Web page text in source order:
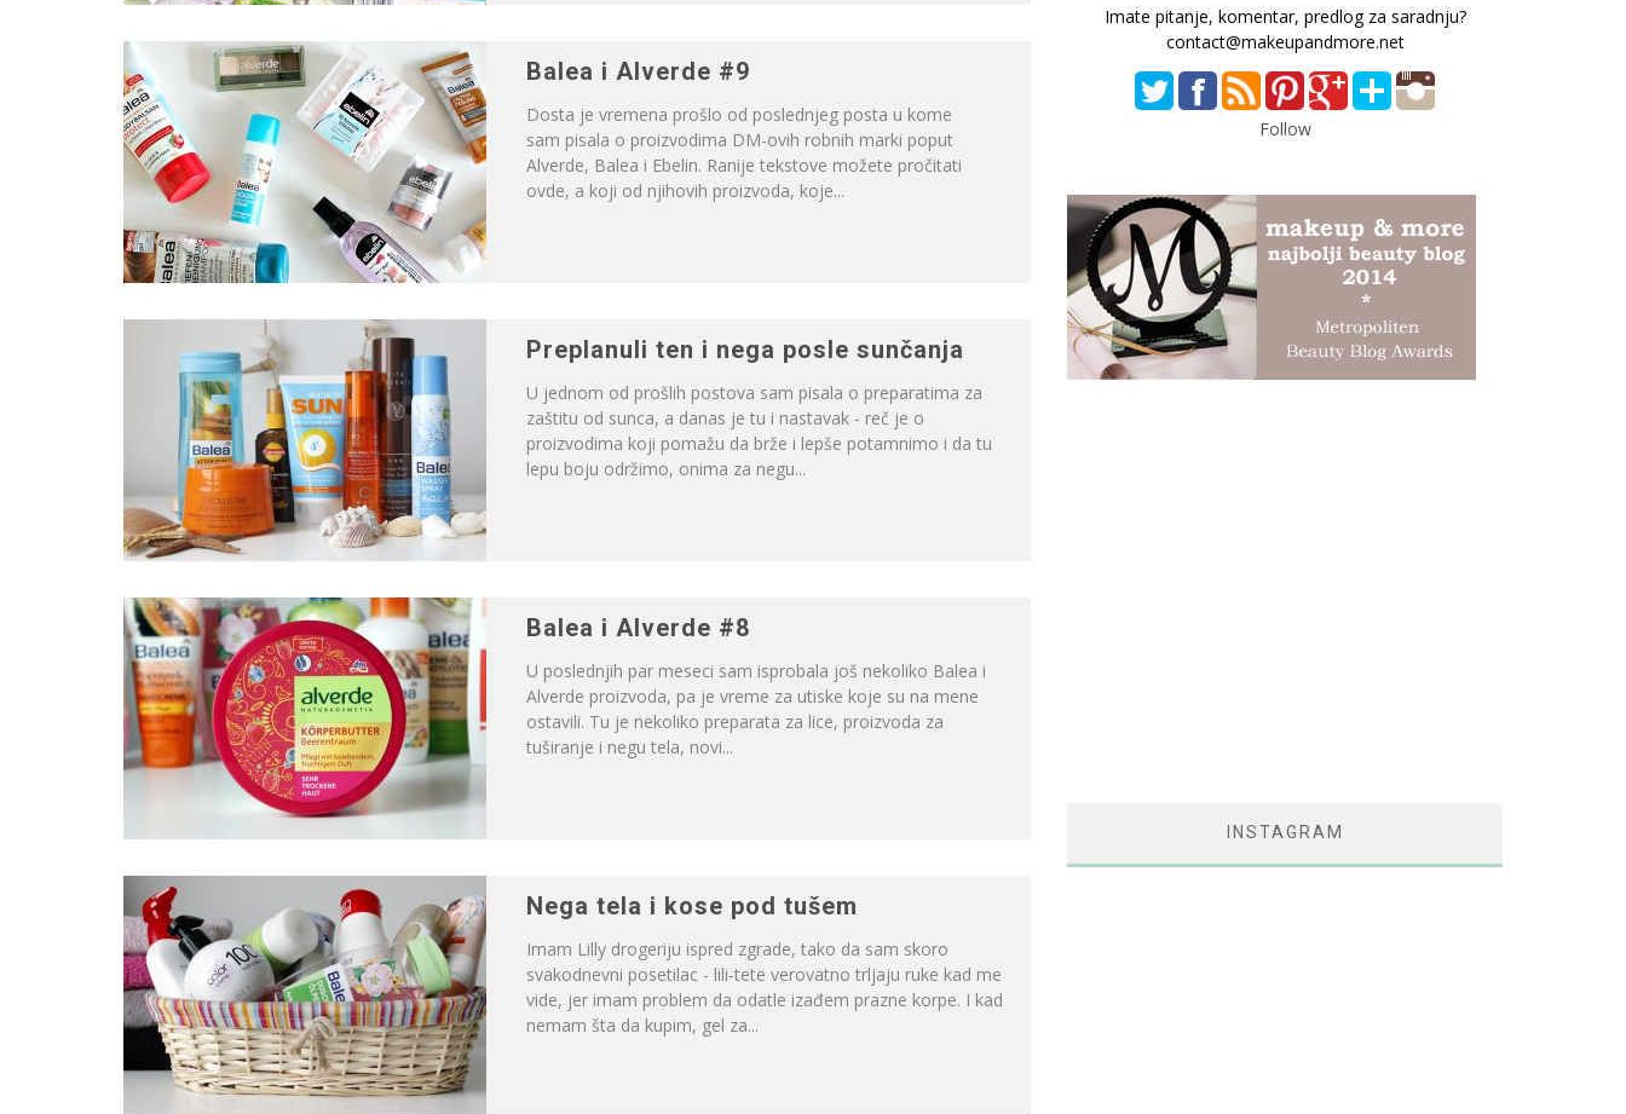
Balea i Alverde #9
Dosta je vremena prošlo od poslednjeg posta u kome
sam pisala o proizvodima DM-ovih robnih marki poput
Alverde, Balea i Ebelin. Ranije tekstove možete pročitati
ovde, a koji od njihovih proizvoda, koje...
Preplanuli ten i nega posle sunčanja
U jednom od prošlih postova sam pisala o preparatima za
zaštitu od sunca, a danas je tu i nastavak - reč je o
proizvodima koji pomažu da brže i lepše potamnimo i da tu
lepu boju održimo, onima za negu...
Balea i Alverde #8
U poslednjih par meseci sam isprobala još nekoliko Balea i
Alverde proizvoda, pa je vreme za utiske koje su na mene
ostavili. Tu je nekoliko preparata za lice, proizvoda za
tuširanje i negu tela, novi...
Nega tela i kose pod tušem
Imam Lilly drogeriju ispred zgrade, tako da sam skoro
svakodnevni posetilac - lili-tete verovatno trljaju ruke kad me
vide, jer imam problem da odatle izađem prazne korpe. I kad
nemam šta da kupim, gel za...
Imate pitanje, komentar, predlog za saradnju?
contact@makeupandmore.net
Follow
INSTAGRAM